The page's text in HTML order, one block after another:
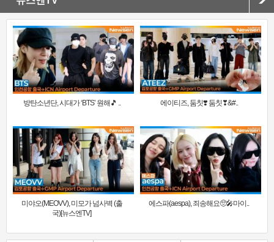
방탄소년단, 시대가 ‘BTS’ 원해🎵 .. 에이티즈, 둠칫❣️ 둠칫❣&#..
미야오(MEOVV), 미모가 넘사벽 (출
국)[뉴스엔TV]
에스파(aespa), 죄송해요🥺🎤마이..